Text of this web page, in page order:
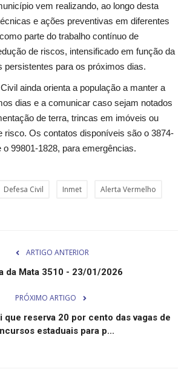
vem realizando, ao longo desta
e ações preventivas em diferentes
parte do trabalho contínuo de
de riscos, intensificado em função da
persistentes para os próximos dias.
ainda orienta a população a manter a
dias e a comunicar caso sejam notados
de terra, trincas em imóveis ou
risco. Os contatos disponíveis são o 3874-
99801-1828, para emergências.
Defesa Civil Inmet Alerta Vermelho
ARTIGO ANTERIOR
da Mata 3510 - 23/01/2026
PRÓXIMO ARTIGO
que reserva 20 por cento das vagas de
estaduais para p...